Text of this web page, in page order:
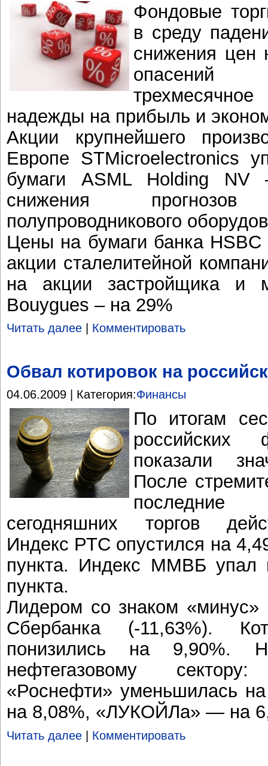
Фондовые
в среду
снижения цен
опасений
надежды на прибыль и
Акции крупнейшего
Европе STMicroelectronics
бумаги ASML Holding
снижения
полупроводникового
Цены на бумаги банка
акции сталелитейной
на акции застройщика и
Bouygues – на 29%
Читать далее Комментировать
Обвал котировок на
04.06.2009 | Категория:Финансы
По итогам
российских
показали
После
сегодняшних торгов
Индекс РТС опустился на
пункта. Индекс ММВБ упал
пункта.
Лидером со знаком
Сбербанка (-11,63%).
понизились на 9,90%.
нефтегазовому
«Роснефти» уменьшилась
на 8,08%, «ЛУКОЙЛа» — на
Читать далее | Комментировать